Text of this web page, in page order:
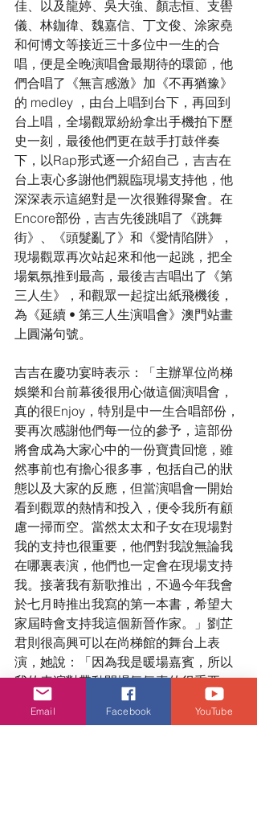
佳、以及龍婷、吳大強、顏志恒、支嚳
儀、林鉫徫、魏嘉信、丁文俊、涂家堯
和何博文等接近三十多位中一生的合
唱，便是全晚演唱會最期待的環節，他
們合唱了《無言感激》加《不再猶豫》
的 medley ，由台上唱到台下，再回到
台上唱，全場觀眾紛紛拿出手機拍下歷
史一刻，最後他們更在鼓手打鼓伴奏
下，以Rap形式逐一介紹自己，吉吉在
台上衷心多謝他們親臨現場支持他，他
深深表示這絕對是一次很難得聚會。在
Encore部份，吉吉先後跳唱了《跳舞
街》、《頭髮亂了》和《愛情陷阱》，
現場觀眾再次站起來和他一起跳，把全
場氣氛推到最高，最後吉吉唱出了《第
三人生》，和觀眾一起掟出紙飛機後，
為《延續 • 第三人生演唱會》澳門站畫
上圓滿句號。
吉吉在慶功宴時表示：「主辦單位尚梯
娛樂和台前幕後很用心做這個演唱會，
真的很Enjoy，特別是中一生合唱部份，
要再次感謝他們每一位的參予，這部份
將會成為大家心中的一份寶貴回憶，雖
然事前也有擔心很多事，包括自己的狀
態以及大家的反應，但當演唱會一開始
看到觀眾的熱情和投入，便令我所有顧
慮一掃而空。當然太太和子女在現場對
我的支持也很重要，他們對我說無論我
在哪裏表演，他們也一定會在現場支持
我。接著我有新歌推出，不過今年我會
於七月時推出我寫的第一本書，希望大
家屆時會支持我這個新晉作家。」劉芷
君則很高興可以在尚梯館的舞台上表
演，她說：「因為我是暖場嘉賓，所以
我的表演對帶動開場氣氛真的很重要，
看到觀眾在我唱畢兩首歌後為我大力拍
掌，我才真的放下心頭大石，而且我的
Email Facebook YouTube